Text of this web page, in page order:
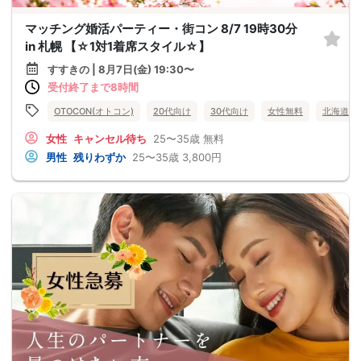
マッチング婚活パーティー・街コン 8/7 19時30分
in 札幌 【☆1対1着席スタイル☆】
すすきの | 8月7日(金) 19:30〜
受付終了まで8時間
OTOCON(オトコン) 20代向け 30代向け 女性無料 北海道
女性 キャンセル待ち 25〜35歳 無料
男性 残りわずか 25〜35歳 3,800円